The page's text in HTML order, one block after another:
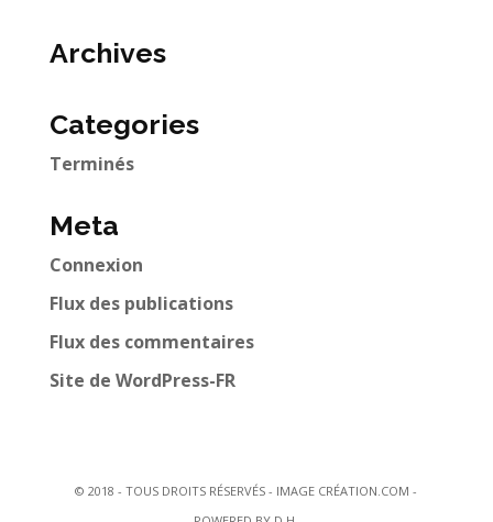
Archives
Categories
Terminés
Meta
Connexion
Flux des publications
Flux des commentaires
Site de WordPress-FR
© 2018 - TOUS DROITS RÉSERVÉS - IMAGE CRÉATION.COM -